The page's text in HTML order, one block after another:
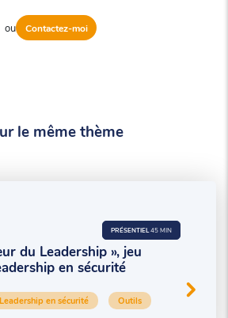
ou Contactez-moi
le même thème
PRÉSENTIEL 45 MIN
du Leadership », jeu
en sécurité
Leadership en sécurité Outils